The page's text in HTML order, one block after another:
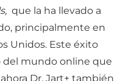
que la ha llevado a
principalmente en
Unidos. Este éxito
mundo online que
Dr. Jart+ también